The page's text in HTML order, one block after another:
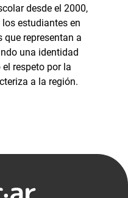
desde el 2000,
estudiantes en
representan a
una identidad
respeto por la
a la región.